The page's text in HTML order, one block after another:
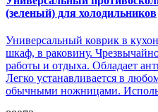
(зеленый) для холодильников
Универсальный коврик в
шкаф, в раковину.
работы и отдыха. Обладает
Легко устанавливается в
обычными ножницами.